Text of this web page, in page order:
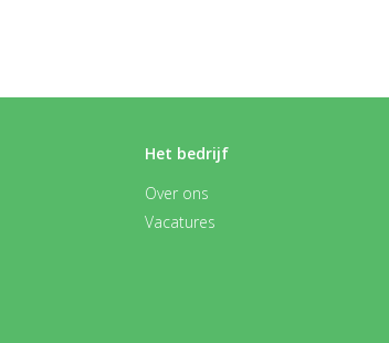
Het bedrijf
Over ons
Vacatures